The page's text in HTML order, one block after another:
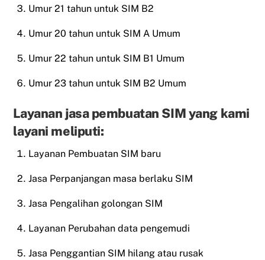
Umur 21 tahun untuk SIM B2
Umur 20 tahun untuk SIM A Umum
Umur 22 tahun untuk SIM B1 Umum
Umur 23 tahun untuk SIM B2 Umum
Layanan jasa pembuatan SIM yang kami
layani meliputi:
Layanan Pembuatan SIM baru
Jasa Perpanjangan masa berlaku SIM
Jasa Pengalihan golongan SIM
Layanan Perubahan data pengemudi
Jasa Penggantian SIM hilang atau rusak